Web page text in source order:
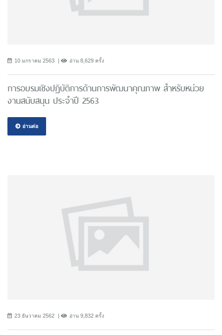
10 มกราคม 2563 อ่าน 8,629 ครั้ง
การอบรมเชิงปฏิบัติการด้านการพัฒนาคุณภาพ สำหรับหน่วย
งานสนับสนุน ประจำปี 2563
อ่านต่อ
23 ธันวาคม 2562 อ่าน 9,832 ครั้ง